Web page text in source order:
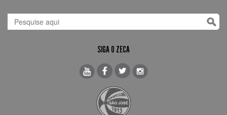
SIGA O ZECA